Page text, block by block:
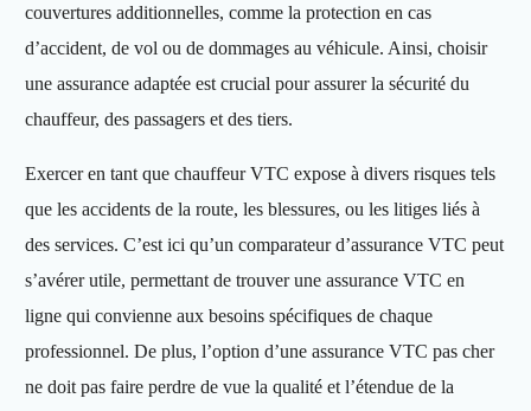
couvertures additionnelles, comme la protection en cas
d’accident, de vol ou de dommages au véhicule. Ainsi, choisir
une assurance adaptée est crucial pour assurer la sécurité du
chauffeur, des passagers et des tiers.
Exercer en tant que chauffeur VTC expose à divers risques tels
que les accidents de la route, les blessures, ou les litiges liés à
des services. C’est ici qu’un comparateur d’assurance VTC peut
s’avérer utile, permettant de trouver une assurance VTC en
ligne qui convienne aux besoins spécifiques de chaque
professionnel. De plus, l’option d’une assurance VTC pas cher
ne doit pas faire perdre de vue la qualité et l’étendue de la